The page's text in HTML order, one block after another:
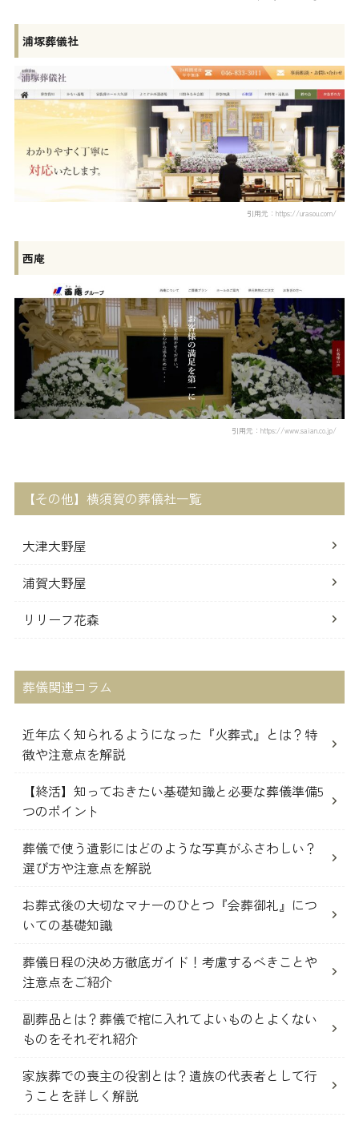
浦塚葬儀社
引用元：https://urasou.com/
西庵
引用元：https://www.saian.co.jp/
【その他】横須賀の葬儀社一覧
大津大野屋
浦賀大野屋
リリーフ花森
葬儀関連コラム
近年広く知られるようになった『火葬式』とは？特
徴や注意点を解説
【終活】知っておきたい基礎知識と必要な葬儀準備5
つのポイント
葬儀で使う遺影にはどのような写真がふさわしい？
選び方や注意点を解説
お葬式後の大切なマナーのひとつ『会葬御礼』につ
いての基礎知識
葬儀日程の決め方徹底ガイド！考慮するべきことや
注意点をご紹介
副葬品とは？葬儀で棺に入れてよいものとよくない
ものをそれぞれ紹介
家族葬での喪主の役割とは？遺族の代表者として行
うことを詳しく解説